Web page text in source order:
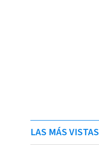
LAS MÁS VISTAS